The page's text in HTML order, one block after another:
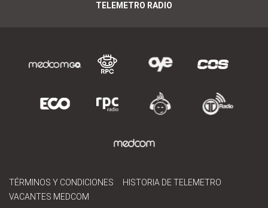
TELEMETRO RADIO
TÉRMINOS Y CONDICIONES
HISTORIA DE TELEMETRO
VACANTES MEDCOM